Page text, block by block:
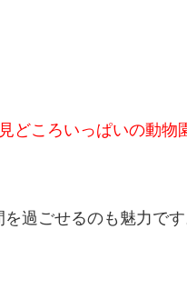
どころいっぱいの動物
過ごせるのも魅力で